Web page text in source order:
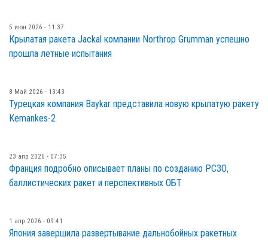
5 июн 2026 - 11:37
Крылатая ракета Jackal компании Northrop Grumman успешно
прошла летные испытания
8 Май 2026 - 13:43
Турецкая компания Baykar представила новую крылатую ракету
Kemankes-2
23 апр 2026 - 07:35
Франция подробно описывает планы по созданию РСЗО,
баллистических ракет и перспективных ОБТ
1 апр 2026 - 09:41
Япония завершила развертывание дальнобойных ракетных